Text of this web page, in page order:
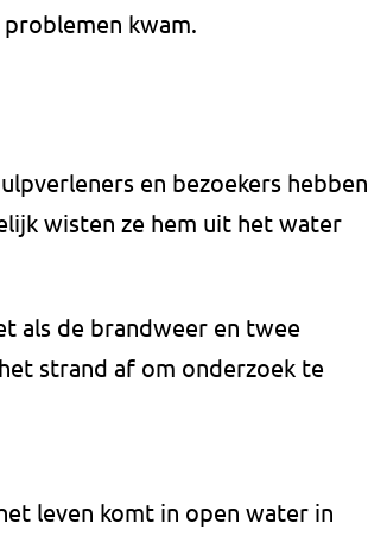
kwam.
en bezoekers hebben
wisten ze hem uit het water
als de brandweer en twee
strand af om onderzoek te
leven komt in open water in